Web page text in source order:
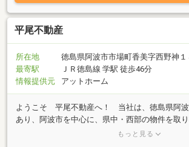
平尾不動産
所在地
徳島県阿波市市場町香美字西野神１
最寄駅
ＪＲ徳島線 学駅 徒歩46分
情報提供元
アットホーム
ようこそ 平尾不動産へ！ 当社は、徳島県阿波
あり、阿波市を中心に、県中・西部の物件を取り
土地・建物の仲介（お家探し）から賃貸の仲介
もっと見る